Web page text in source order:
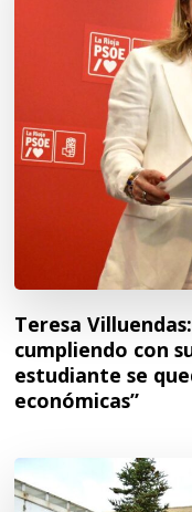
Teresa
cumpliendo con
estudiante se
económicas”